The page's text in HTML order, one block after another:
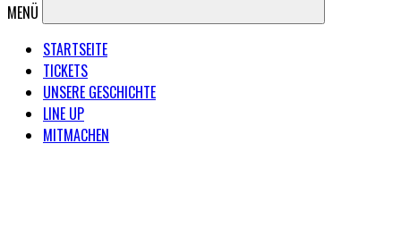
MENÜ
STARTSEITE
TICKETS
UNSERE GESCHICHTE
LINE UP
MITMACHEN